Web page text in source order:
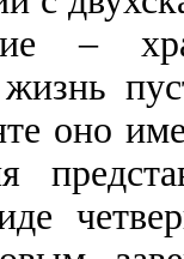
–
жизнь
оно